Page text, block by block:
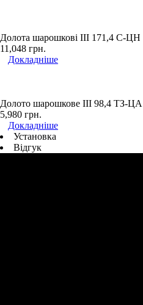
Долота шарошкові ІІІ 171,4 С-ЦН
11,048 грн.
Докладніше
Долото шарошкове ІІІ 98,4 ТЗ-ЦА
5,980 грн.
Докладніше
Установка
Відгук